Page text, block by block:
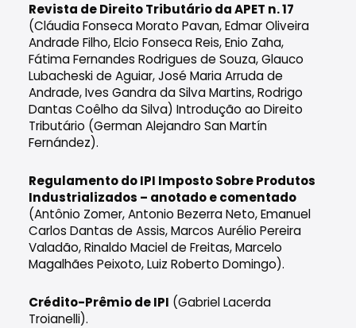
Revista de Direito Tributário da APET n. 17
(Cláudia Fonseca Morato Pavan, Edmar Oliveira
Andrade Filho, Elcio Fonseca Reis, Enio Zaha,
Fátima Fernandes Rodrigues de Souza, Glauco
Lubacheski de Aguiar, José Maria Arruda de
Andrade, Ives Gandra da Silva Martins, Rodrigo
Dantas Coêlho da Silva) Introdução ao Direito
Tributário (German Alejandro San Martín
Fernández).
Regulamento do IPI Imposto Sobre Produtos
Industrializados – anotado e comentado
(Antônio Zomer, Antonio Bezerra Neto, Emanuel
Carlos Dantas de Assis, Marcos Aurélio Pereira
Valadão, Rinaldo Maciel de Freitas, Marcelo
Magalhães Peixoto, Luiz Roberto Domingo).
Crédito-Prêmio de IPI (Gabriel Lacerda
Troianelli).